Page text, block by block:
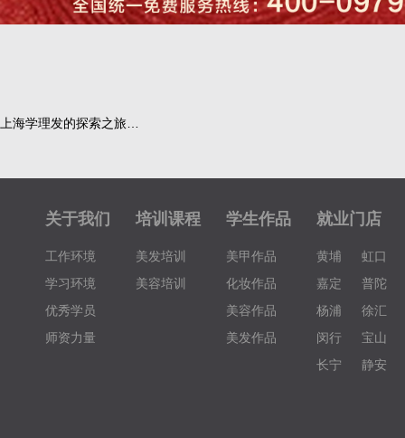
上海学理发的探索之旅…
关于我们
工作环境
学习环境
优秀学员
师资力量
培训课程
美发培训
美容培训
学生作品
美甲作品
化妆作品
美容作品
美发作品
就业门店
黄埔
虹口
嘉定
普陀
杨浦
徐汇
闵行
宝山
长宁
静安